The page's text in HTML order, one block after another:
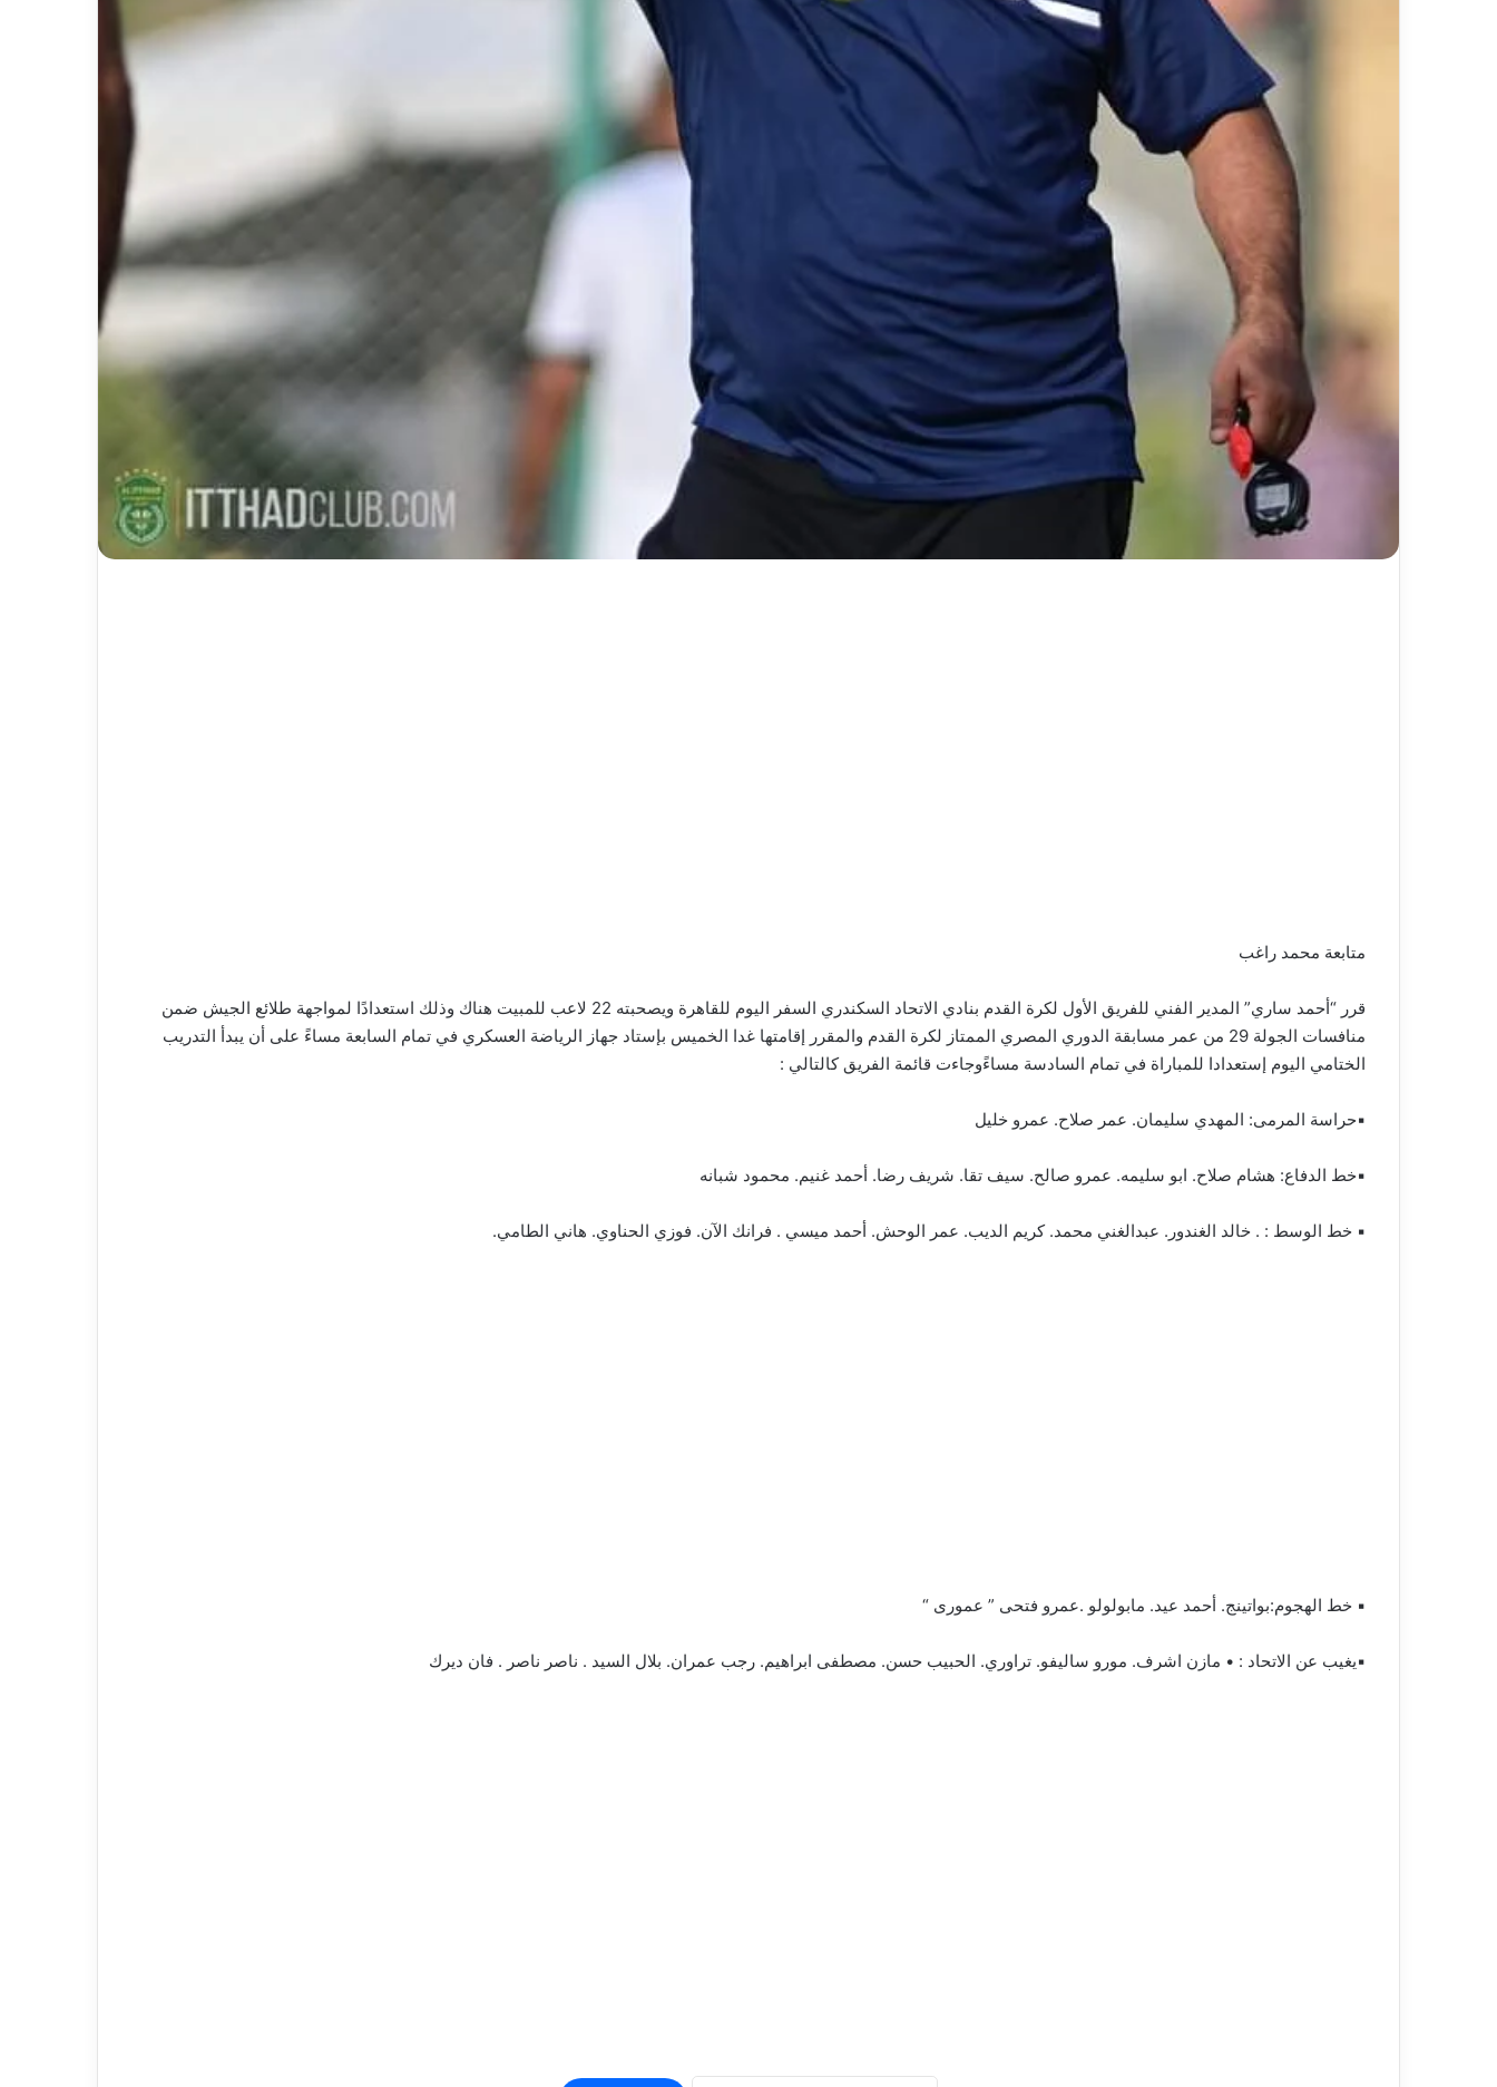
متابعة محمد راغب
قرر “أحمد ساري” المدير الفني للفريق الأول لكرة القدم بنادي الاتحاد السكندري السفر اليوم للقاهرة ويصحبته 22 لاعب للمبيت هناك وذلك استعدادًا لمواجهة طلائع الجيش ضمن
منافسات الجولة 29 من عمر مسابقة الدوري المصري الممتاز لكرة القدم والمقرر إقامتها غدا الخميس بإستاد جهاز الرياضة العسكري في تمام السابعة مساءً على أن يبدأ التدريب
الختامي اليوم إستعدادا للمباراة في تمام السادسة مساءًوجاءت قائمة الفريق كالتالي :
▪︎حراسة المرمى: المهدي سليمان. عمر صلاح. عمرو خليل
▪︎خط الدفاع: هشام صلاح. ابو سليمه. عمرو صالح. سيف تقا. شريف رضا. أحمد غنيم. محمود شبانه
▪︎ خط الوسط : . خالد الغندور. عبدالغني محمد. كريم الديب. عمر الوحش. أحمد ميسي . فرانك الآن. فوزي الحناوي. هاني الطامي.
▪︎ خط الهجوم:بواتينج. أحمد عيد. مابولولو .عمرو فتحى ” عمورى “
▪︎يغيب عن الاتحاد : • مازن اشرف. مورو ساليفو. تراوري. الحبيب حسن. مصطفى ابراهيم. رجب عمران. بلال السيد . ناصر ناصر . فان ديرك